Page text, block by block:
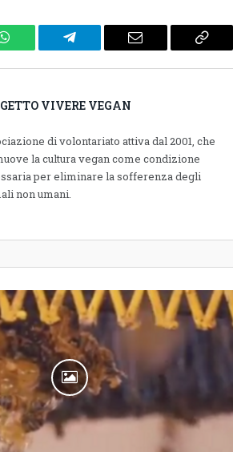
WhatsApp Telegram Email
Copy
VIVERE VEGAN
di volontariato attiva dal 2001, che
la cultura vegan come condizione
per eliminare la sofferenza degli
non umani.